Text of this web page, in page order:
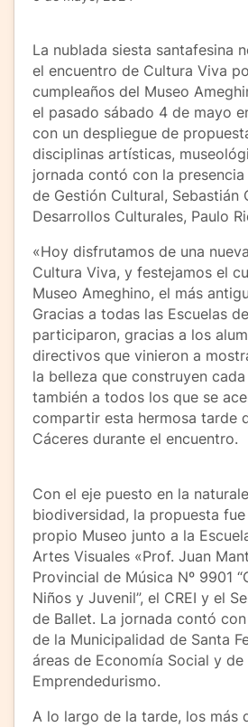
La nublada siesta santafesina
el encuentro de Cultura Viva
cumpleaños del Museo
el pasado sábado 4 de mayo
con un despliegue de
disciplinas artísticas,
jornada contó con la
de Gestión Cultural, Sebastián
Desarrollos Culturales, Paulo
«Hoy disfrutamos de una
Cultura Viva, y festejamos el
Museo Ameghino, el más
Gracias a todas las Escuelas
participaron, gracias a los
directivos que vinieron a
la belleza que construyen
también a todos los que se
compartir esta hermosa tarde
Cáceres durante el encuentro.
Con el eje puesto en la
biodiversidad, la propuesta
propio Museo junto a la
Artes Visuales «Prof. Juan
Provincial de Música Nº 9901
Niños y Juvenil”, el CREI y el
de Ballet. La jornada contó
de la Municipalidad de Santa
áreas de Economía Social y
Emprendedurismo.
A lo largo de la tarde, los más